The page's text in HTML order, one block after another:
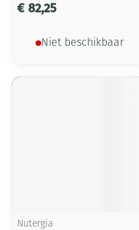
€ 82,25
Niet beschikbaar
Nutergia